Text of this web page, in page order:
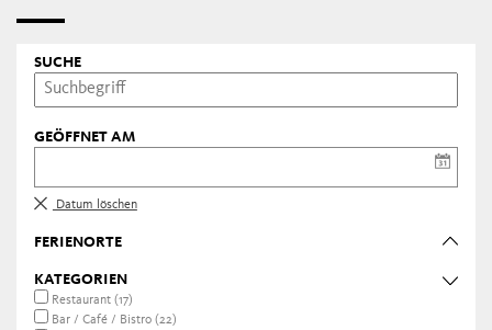
SUCHE
GEÖFFNET AM
Datum löschen
FERIENORTE
KATEGORIEN
Restaurant (17)
Bar / Café / Bistro (22)